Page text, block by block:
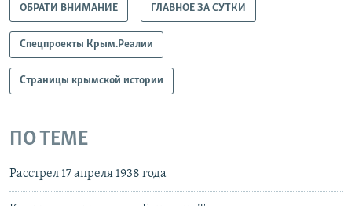
ОБРАТИ ВНИМАНИЕ ГЛАВНОЕ ЗА СУТКИ
Спецпроекты Крым.Реалии
Страницы крымской истории
ПО ТЕМЕ
Расстрел 17 апреля 1938 года